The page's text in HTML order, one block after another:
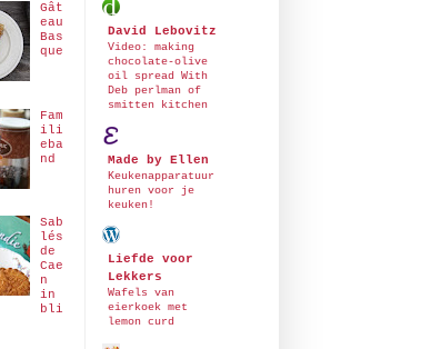
Gât
eau
Bas
que
Fam
ili
eba
nd
Sab
lés
de
Cae
n
in
bli
David Lebovitz
Video: making
chocolate-olive
oil spread With
Deb perlman of
smitten kitchen
Made by Ellen
Keukenapparatuur
huren voor je
keuken!
Liefde voor
Lekkers
Wafels van
eierkoek met
lemon curd